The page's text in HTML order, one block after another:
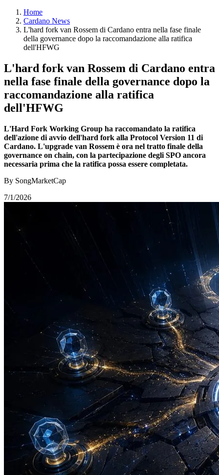
Home
Cardano News
L'hard fork van Rossem di Cardano entra nella fase finale
della governance dopo la raccomandazione alla ratifica
dell'HFWG
L'hard fork van Rossem di Cardano entra
nella fase finale della governance dopo la
raccomandazione alla ratifica
dell'HFWG
L'Hard Fork Working Group ha raccomandato la ratifica
dell'azione di avvio dell'hard fork alla Protocol Version 11 di
Cardano. L'upgrade van Rossem è ora nel tratto finale della
governance on chain, con la partecipazione degli SPO ancora
necessaria prima che la ratifica possa essere completata.
By SongMarketCap
7/1/2026